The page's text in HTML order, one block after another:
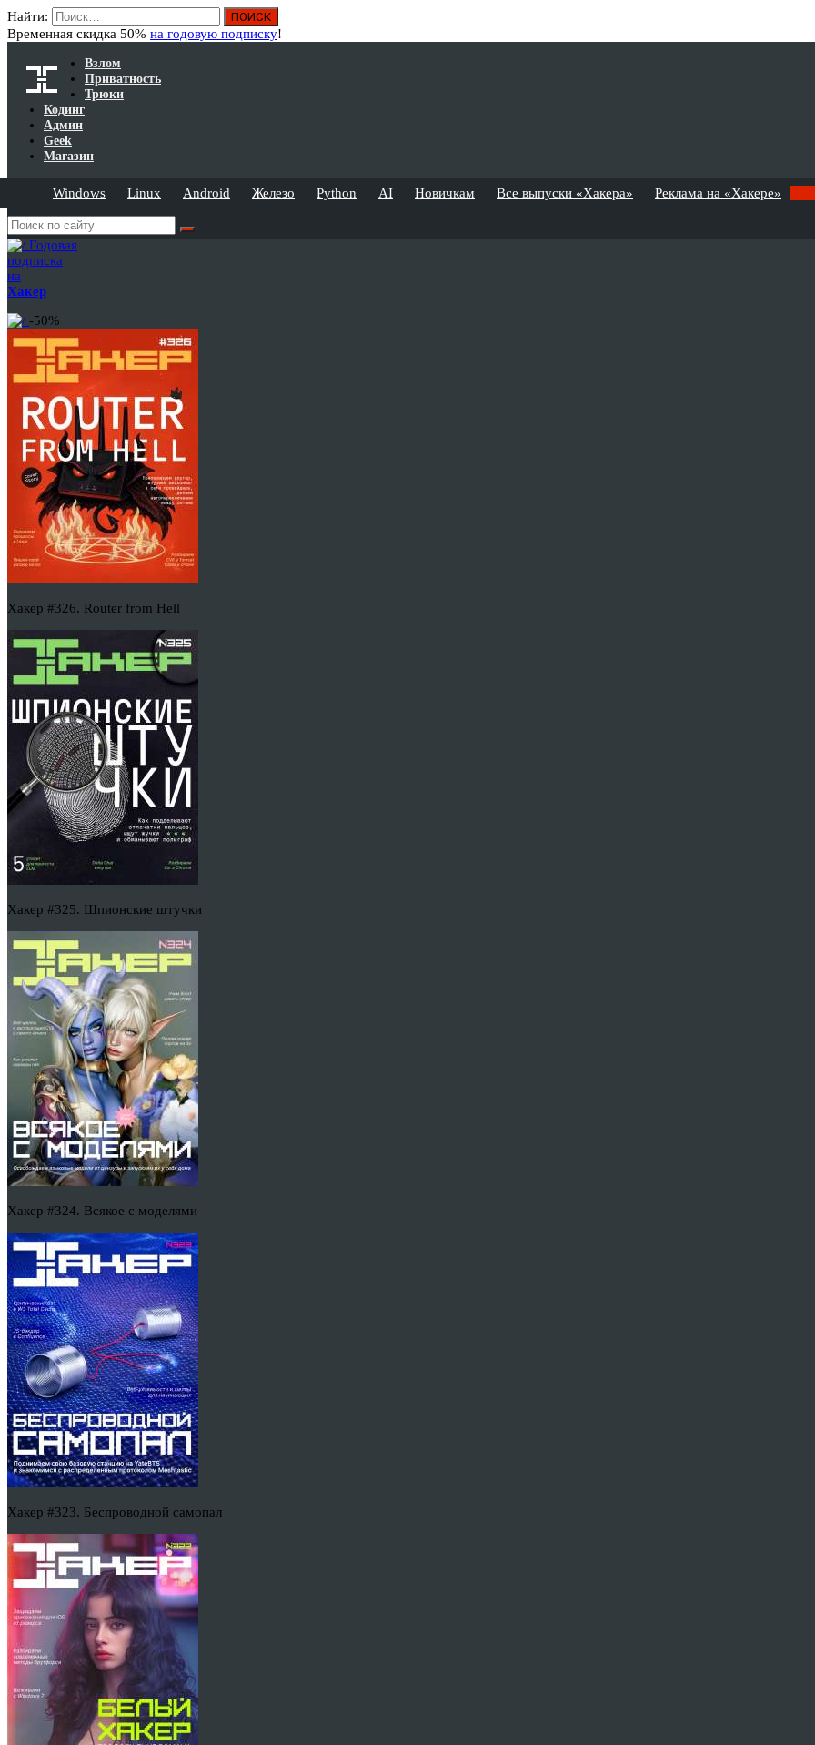
Найти:
Временная скидка 50% на годовую подписку!
Взлом
Приватность
Трюки
Кодинг
Админ
Geek
Магазин
Windows Linux Android Железо Python AI Новичкам Все выпуски «Хакера» Реклама на «Хакере»
Годовая
подписка
на
Хакер
-50%
Хакер #326. Router from Hell
Хакер #325. Шпионские штучки
Хакер #324. Всякое с моделями
Хакер #323. Беспроводной самопал